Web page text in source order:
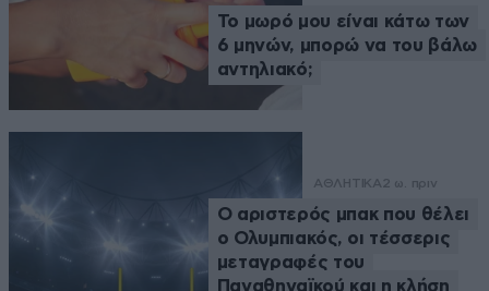
Το μωρό μου είναι κάτω των
6 μηνών, μπορώ να του βάλω
αντηλιακό;
ΑΘΛΗΤΙΚΑ2 ω. πριν
Ο αριστερός μπακ που θέλει
ο Ολυμπιακός, οι τέσσερις
μεταγραφές του
Παναθηναϊκού και η κλήση